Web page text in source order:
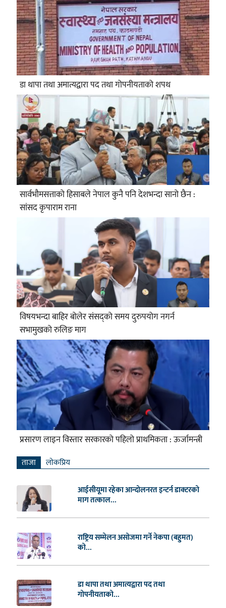
डा थापा तथा अमात्यद्वारा पद तथा गोपनीयताको शपथ
सार्वभौमसत्ताको हिसाबले नेपाल कुनै पनि देशभन्दा सानो छैन :
सांसद कृपाराम राना
विषयभन्दा बाहिर बोलेर संसद्को समय दुरुपयोग नगर्न
सभामुखको रुलिङ माग
प्रसारण लाइन विस्तार सरकारको पहिलो प्राथमिकता : ऊर्जामन्त्री
ताजा लाेकप्रिय
आईसीयूमा रहेका आन्दोलनरत इन्टर्न डाक्टरको
माग तत्काल...
राष्ट्रिय सम्मेलन असोजमा गर्ने नेकपा (बहुमत)
को...
डा थापा तथा अमात्यद्वारा पद तथा
गोपनीयताको...